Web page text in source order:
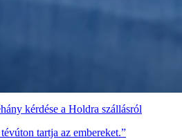
kérdése a Holdra szállásról
tartja az embereket.”